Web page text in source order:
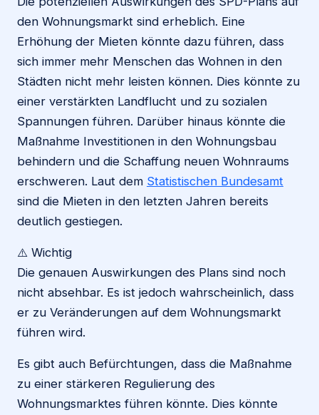
den Wohnungsmarkt sind erheblich. Eine
Erhöhung der Mieten könnte dazu führen, dass
sich immer mehr Menschen das Wohnen in den
Städten nicht mehr leisten können. Dies könnte zu
einer verstärkten Landflucht und zu sozialen
Spannungen führen. Darüber hinaus könnte die
Maßnahme Investitionen in den Wohnungsbau
behindern und die Schaffung neuen Wohnraums
erschweren. Laut dem Statistischen Bundesamt
sind die Mieten in den letzten Jahren bereits
deutlich gestiegen.
⚠️ Wichtig
Die genauen Auswirkungen des Plans sind noch
nicht absehbar. Es ist jedoch wahrscheinlich, dass
er zu Veränderungen auf dem Wohnungsmarkt
führen wird.
Es gibt auch Befürchtungen, dass die Maßnahme
zu einer stärkeren Regulierung des
Wohnungsmarktes führen könnte. Dies könnte